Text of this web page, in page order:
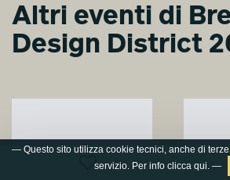
Altri eventi di
Design District